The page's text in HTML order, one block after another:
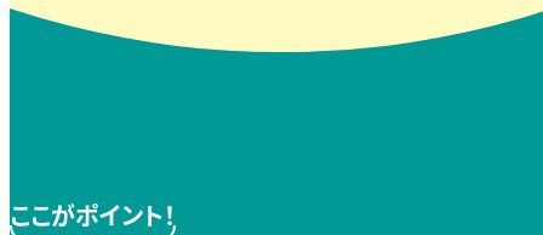
ここがポイント！